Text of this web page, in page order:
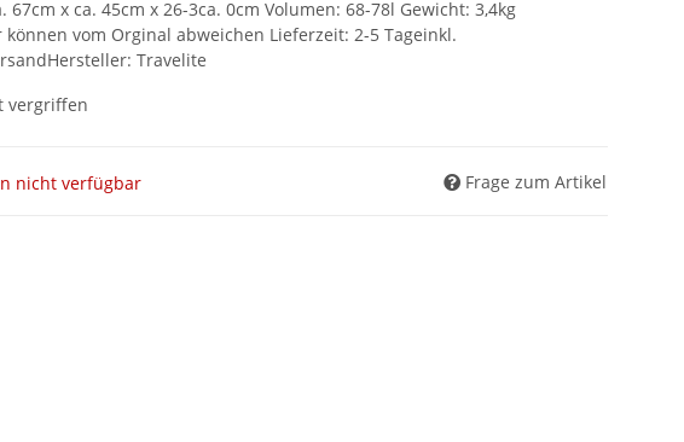
67cm x ca. 45cm x 26-3ca. 0cm Volumen: 68-78l Gewicht: 3,4kg
vom Orginal abweichen Lieferzeit: 2-5 Tageinkl.
Travelite
vergriffen
nicht verfügbar Frage zum Artikel